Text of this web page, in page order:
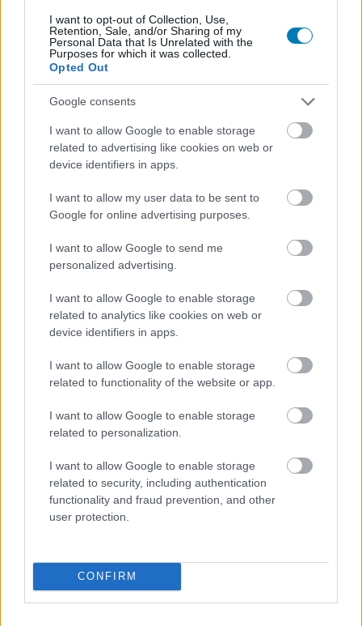
I want to opt-out of Collection, Use,
Retention, Sale, and/or Sharing of my
Personal Data that Is Unrelated with the
Purposes for which it was collected.
Opted Out
Google consents
I want to allow Google to enable storage
related to advertising like cookies on web or
device identifiers in apps.
I want to allow my user data to be sent to
Google for online advertising purposes.
I want to allow Google to send me
personalized advertising.
I want to allow Google to enable storage
related to analytics like cookies on web or
device identifiers in apps.
I want to allow Google to enable storage
related to functionality of the website or app.
I want to allow Google to enable storage
related to personalization.
I want to allow Google to enable storage
related to security, including authentication
functionality and fraud prevention, and other
user protection.
CONFIRM
sorozat.
#voltron #henry cavill
Hozzászólások
válhatunk a következő
FromSoftware játékban?
2026 május 15. 16:37
Akármennyire is furcsán hangzik elsőre, de úgy
Dark Souls és az Elden Ring stúdiója.
81.69%